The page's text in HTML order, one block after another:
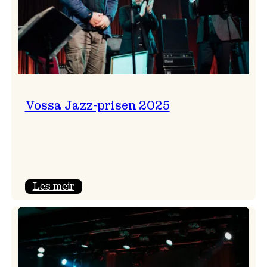
Vossa Jazz-prisen 2025
Les meir:
prisen
2025